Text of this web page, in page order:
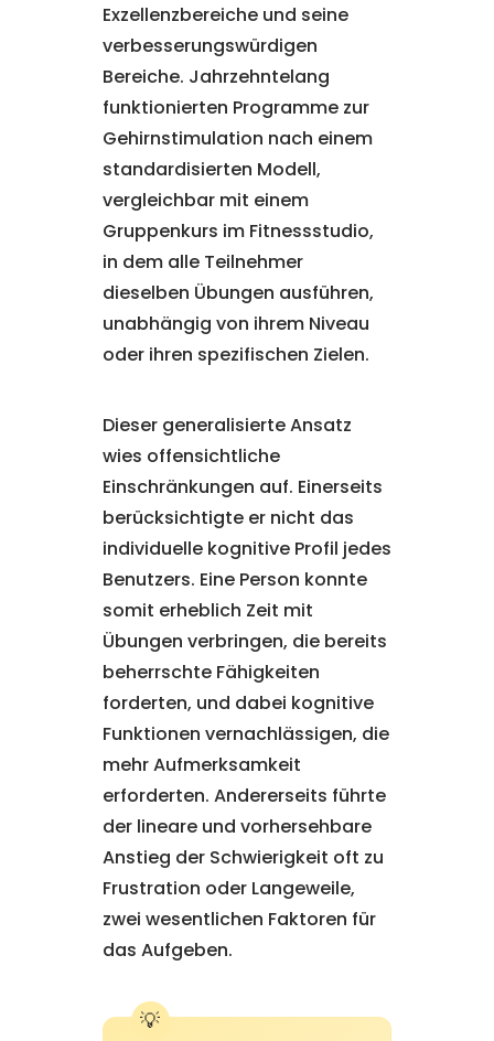
Exzellenzbereiche und seine
verbesserungswürdigen
Bereiche. Jahrzehntelang
funktionierten Programme zur
Gehirnstimulation nach einem
standardisierten Modell,
vergleichbar mit einem
Gruppenkurs im Fitnessstudio,
in dem alle Teilnehmer
dieselben Übungen ausführen,
unabhängig von ihrem Niveau
oder ihren spezifischen Zielen.
Dieser generalisierte Ansatz
wies offensichtliche
Einschränkungen auf. Einerseits
berücksichtigte er nicht das
individuelle kognitive Profil jedes
Benutzers. Eine Person konnte
somit erheblich Zeit mit
Übungen verbringen, die bereits
beherrschte Fähigkeiten
forderten, und dabei kognitive
Funktionen vernachlässigen, die
mehr Aufmerksamkeit
erforderten. Andererseits führte
der lineare und vorhersehbare
Anstieg der Schwierigkeit oft zu
Frustration oder Langeweile,
zwei wesentlichen Faktoren für
das Aufgeben.